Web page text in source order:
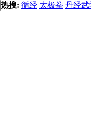
热搜: 循经 太极拳 丹经武